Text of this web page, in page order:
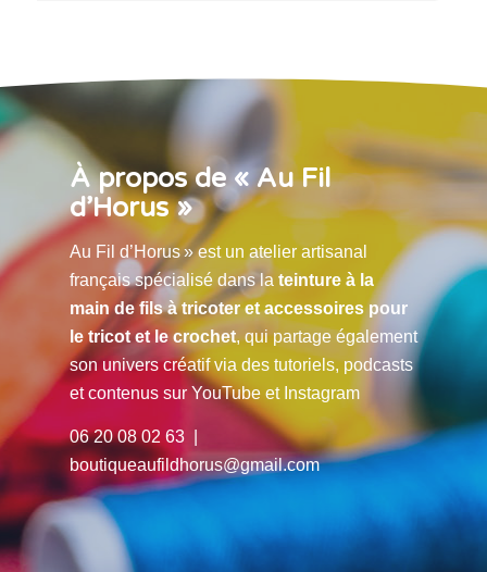
À propos de « Au Fil
d’Horus »
Au Fil d’Horus » est un atelier artisanal
français spécialisé dans la teinture à la
main de fils à tricoter et accessoires pour
le tricot et le crochet, qui partage également
son univers créatif via des tutoriels, podcasts
et contenus sur YouTube et Instagram
06 20 08 02 63 |
boutiqueaufildhorus@gmail.com